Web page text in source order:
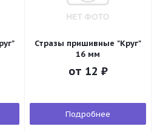
Стразы пришивные "Круг"
16 мм
от 12 ₽
Подробнее